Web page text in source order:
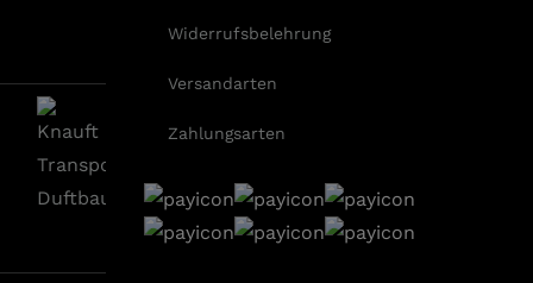
Widerrufsbelehrung
Versandarten
Zahlungsarten